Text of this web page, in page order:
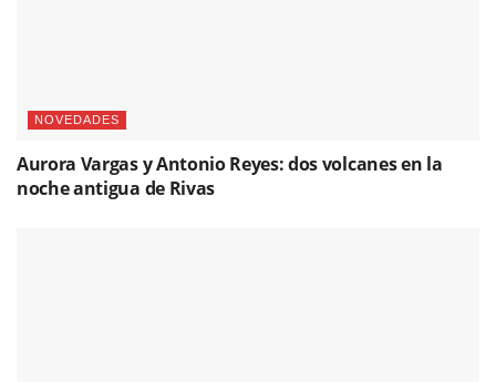
NOVEDADES
Aurora Vargas y Antonio Reyes: dos volcanes en la
noche antigua de Rivas